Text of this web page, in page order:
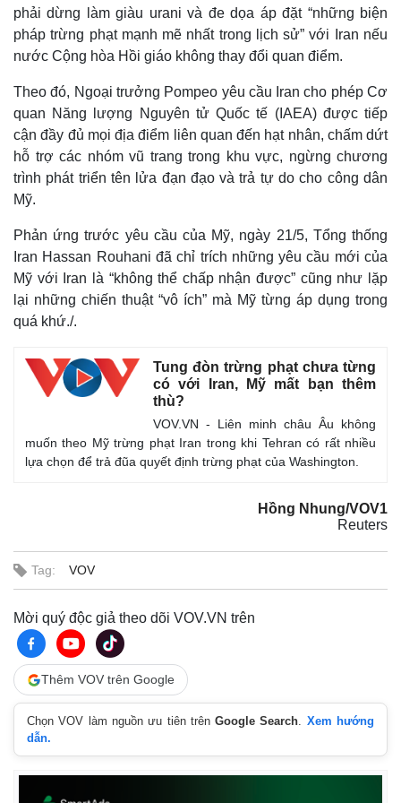
Thế giới
Quan sát
Cuộc sống đó đây
Hồ sơ
Multimedia
phải dừng làm giàu urani và đe dọa áp đặt “những biện
pháp trừng phạt mạnh mẽ nhất trong lịch sử” với Iran nếu
nước Cộng hòa Hồi giáo không thay đổi quan điểm.
Theo đó, Ngoại trưởng Pompeo yêu cầu Iran cho phép Cơ
quan Năng lượng Nguyên tử Quốc tế (IAEA) được tiếp
cận đầy đủ mọi địa điểm liên quan đến hạt nhân, chấm dứt
hỗ trợ các nhóm vũ trang trong khu vực, ngừng chương
trình phát triển tên lửa đạn đạo và trả tự do cho công dân
Mỹ.
Phản ứng trước yêu cầu của Mỹ, ngày 21/5, Tổng thống
Iran Hassan Rouhani đã chỉ trích những yêu cầu mới của
Mỹ với Iran là “không thể chấp nhận được” cũng như lặp
lại những chiến thuật “vô ích” mà Mỹ từng áp dụng trong
quá khứ./.
Tung đòn trừng phạt chưa từng
có với Iran, Mỹ mất bạn thêm
thù?
VOV.VN - Liên minh châu Âu không
muốn theo Mỹ trừng phạt Iran trong khi Tehran có rất nhiều
lựa chọn để trả đũa quyết định trừng phạt của Washington.
Hồng Nhung/VOV1
Reuters
Tag: VOV
Mời quý độc giả theo dõi VOV.VN trên
Thêm VOV trên Google
Chọn VOV làm nguồn ưu tiên trênGoogle Search. Xem hướng
dẫn.